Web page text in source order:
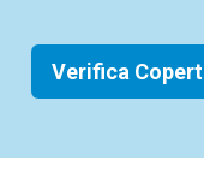
Verifica